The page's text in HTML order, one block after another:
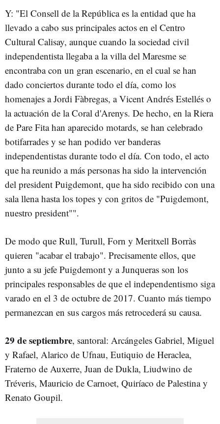
Y: "El Consell de la República es la entidad que ha
llevado a cabo sus principales actos en el Centro
Cultural Calisay, aunque cuando la sociedad civil
independentista llegaba a la villa del Maresme se
encontraba con un gran escenario, en el cual se han
dado conciertos durante todo el día, como los
homenajes a Jordi Fàbregas, a Vicent Andrés Estellés o
la actuación de la Coral d'Arenys. De hecho, en la Riera
de Pare Fita han aparecido motards, se han celebrado
botifarrades y se han podido ver banderas
independentistas durante todo el día. Con todo, el acto
que ha reunido a más personas ha sido la intervención
del president Puigdemont, que ha sido recibido con una
sala llena hasta los topes y con gritos de "Puigdemont,
nuestro president"".
De modo que Rull, Turull, Forn y Meritxell Borràs
quieren "acabar el trabajo". Precisamente ellos, que
junto a su jefe Puigdemont y a Junqueras son los
principales responsables de que el independentismo siga
varado en el 3 de octubre de 2017. Cuanto más tiempo
permanezcan en sus cargos más retrocederá su causa.
29 de septiembre, santoral: Arcángeles Gabriel, Miguel
y Rafael, Alarico de Ufnau, Eutiquio de Heraclea,
Fraterno de Auxerre, Juan de Dukla, Liudwino de
Tréveris, Mauricio de Carnoet, Quiríaco de Palestina y
Renato Goupil.